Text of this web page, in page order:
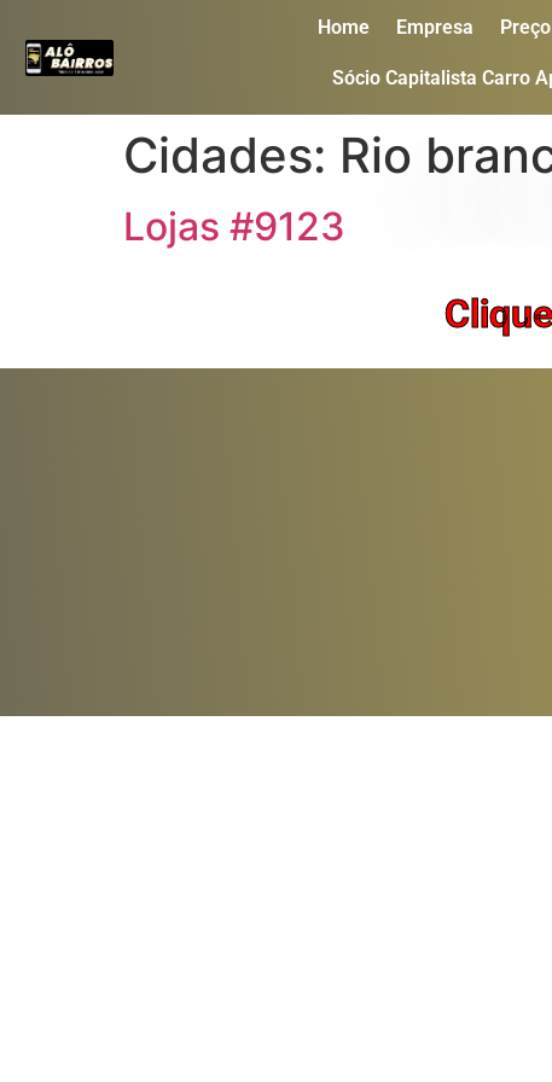
Home Empresa Preço
Sócio Capitalista Carro
Cidades: Rio
Lojas #9123